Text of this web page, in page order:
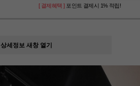
[ 결제혜택 ] 포인트 결제시 1% 적립!
상세정보 새창 열기